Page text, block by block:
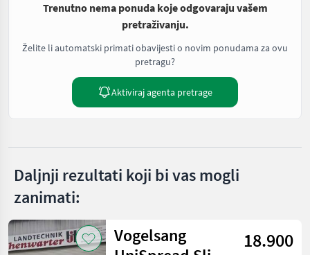
Trenutno nema ponuda koje odgovaraju vašem
pretraživanju.
Želite li automatski primati obavijesti o novim ponudama za ovu
pretragu?
Aktiviraj agenta pretrage
Daljnji rezultati koji bi vas mogli
zanimati:
Vogelsang
18.900